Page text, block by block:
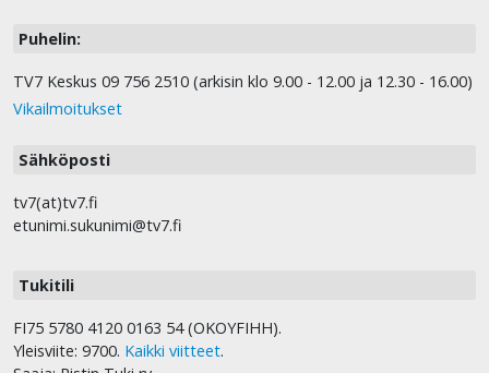
Puhelin:
TV7 Keskus 09 756 2510 (arkisin klo 9.00 - 12.00 ja 12.30 - 16.00)
Vikailmoitukset
Sähköposti
tv7(at)tv7.fi
etunimi.sukunimi@tv7.fi
Tukitili
FI75 5780 4120 0163 54 (OKOYFIHH).
Yleisviite: 9700. Kaikki viitteet.